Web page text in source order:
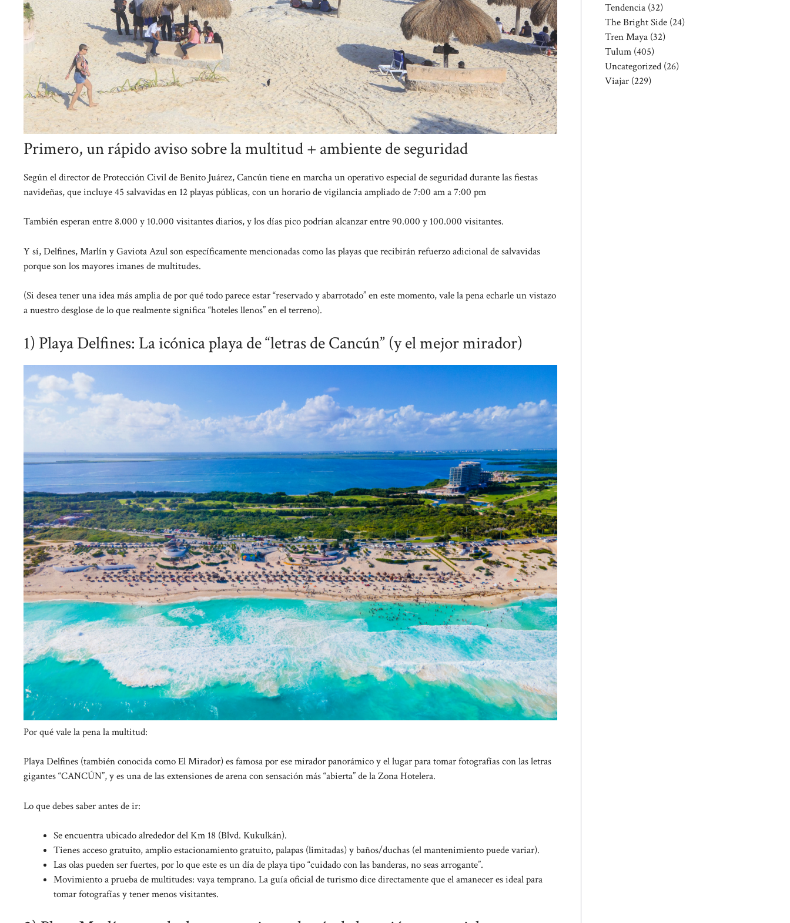
Primero, un rápido aviso sobre la multitud + ambiente de seguridad
Según el director de Protección Civil de Benito Juárez, Cancún tiene en marcha un operativo especial de seguridad durante las fiestas
navideñas, que incluye 45 salvavidas en 12 playas públicas, con un horario de vigilancia ampliado de 7:00 am a 7:00 pm
También esperan entre 8.000 y 10.000 visitantes diarios, y los días pico podrían alcanzar entre 90.000 y 100.000 visitantes.
Y sí, Delfines, Marlín y Gaviota Azul son específicamente mencionadas como las playas que recibirán refuerzo adicional de salvavidas
porque son los mayores imanes de multitudes.
(Si desea tener una idea más amplia de por qué todo parece estar “reservado y abarrotado” en este momento, vale la pena echarle un vistazo
a nuestro desglose de lo que realmente significa “hoteles llenos” en el terreno).
1) Playa Delfines: La icónica playa de “letras de Cancún” (y el mejor mirador)
Por qué vale la pena la multitud:
Playa Delfines (también conocida como El Mirador) es famosa por ese mirador panorámico y el lugar para tomar fotografías con las letras
gigantes “CANCÚN”, y es una de las extensiones de arena con sensación más “abierta” de la Zona Hotelera.
Lo que debes saber antes de ir:
Se encuentra ubicado alrededor del Km 18 (Blvd. Kukulkán).
Tienes acceso gratuito, amplio estacionamiento gratuito, palapas (limitadas) y baños/duchas (el mantenimiento puede variar).
Las olas pueden ser fuertes, por lo que este es un día de playa tipo “cuidado con las banderas, no seas arrogante”.
Movimiento a prueba de multitudes: vaya temprano. La guía oficial de turismo dice directamente que el amanecer es ideal para
tomar fotografías y tener menos visitantes.
Tendencia (32)
The Bright Side (24)
Tren Maya (32)
Tulum (405)
Uncategorized (26)
Viajar (229)